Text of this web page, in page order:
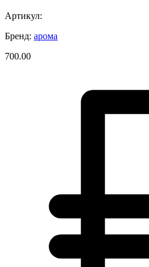
Артикул:
Бренд: арома
700.00